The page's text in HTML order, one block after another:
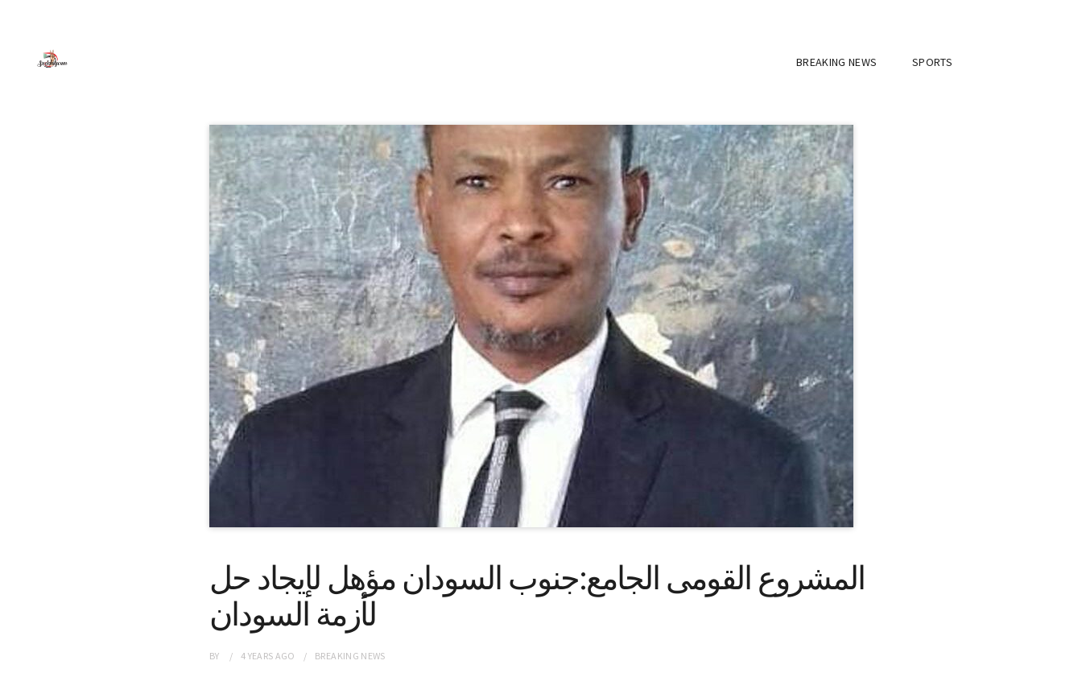
BREAKING NEWS SPORTS
المشروع القومى الجامع:جنوب السودان مؤهل لإيجاد حل
لأزمة السودان
BY 4 YEARS AGO BREAKING NEWS